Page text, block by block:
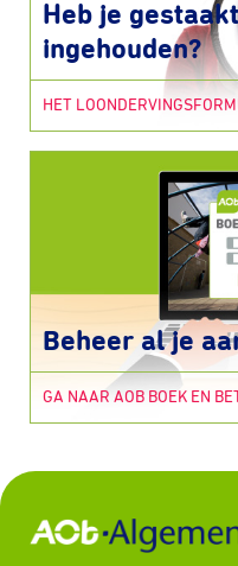
Heb je
ingehouden?
HET
Beheer al je
GA NAAR AOB BOEK EN